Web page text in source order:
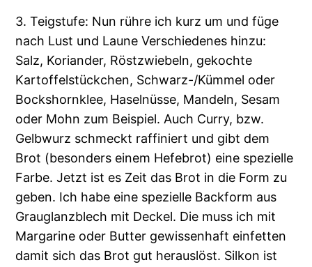
3. Teigstufe: Nun rühre ich kurz um und füge
nach Lust und Laune Verschiedenes hinzu:
Salz, Koriander, Röstzwiebeln, gekochte
Kartoffelstückchen, Schwarz-/Kümmel oder
Bockshornklee, Haselnüsse, Mandeln, Sesam
oder Mohn zum Beispiel. Auch Curry, bzw.
Gelbwurz schmeckt raffiniert und gibt dem
Brot (besonders einem Hefebrot) eine spezielle
Farbe. Jetzt ist es Zeit das Brot in die Form zu
geben. Ich habe eine spezielle Backform aus
Grauglanzblech mit Deckel. Die muss ich mit
Margarine oder Butter gewissenhaft einfetten
damit sich das Brot gut herauslöst. Silkon ist